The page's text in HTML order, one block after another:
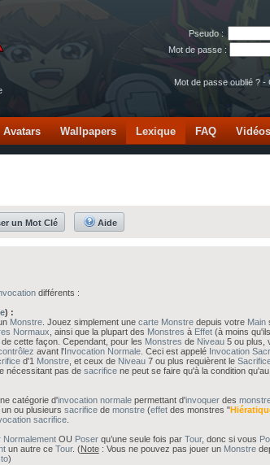
Pseudo :
Mot de passe :
Mot de passe oublié ? -
Avatars Wallpapers Lexique FAQ Vidéos
un Mot Clé Aide
différents :
) :
Monstre. Jouez simplement une carte Monstredepuis votre Main
Normaux , ainsi que la plupart des Monstres à Effet(à moins
de cette façon. Cependant, pour les Monstres de Niveau5 ou plus,
avant l'Invocation Normale. Ceci est appelé Invocation
d'1 Monstre, et ceux de Niveau7 ou plus requièrent le
nécessitant pas de sacrificene peut se faire qu'à la condition
catégorie d'invocation normalepermettant d'invoquerdes
ou plusieurs sacrificede monstre(effet des monstres "
sacrifice.
NormalementOU Poserqu’une seule fois par Tour, donc si vous
un autre ce Tour. (Note: Vous ne pouvez pas jouer un Monstre
)